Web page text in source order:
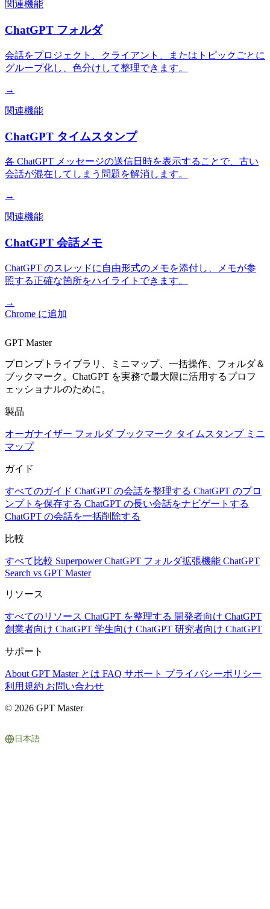
関連機能
ChatGPT フォルダ
会話をプロジェクト、クライアント、またはトピックごとに
グループ化し、色分けして整理できます。
→
関連機能
ChatGPT タイムスタンプ
各 ChatGPT メッセージの送信日時を表示することで、古い
会話が混在してしまう問題を解消します。
→
関連機能
ChatGPT 会話メモ
ChatGPT のスレッドに自由形式のメモを添付し、メモが参
照する正確な箇所をハイライトできます。
→
Chrome に追加
GPT Master
プロンプトライブラリ、ミニマップ、一括操作、フォルダ＆
ブックマーク。ChatGPT を実務で最大限に活用するプロフ
ェッショナルのために。
製品
オーガナイザー フォルダ ブックマーク タイムスタンプ ミニ
マップ
ガイド
すべてのガイド ChatGPT の会話を整理する ChatGPT のプロ
ンプトを保存する ChatGPT の長い会話をナビゲートする
ChatGPT の会話を一括削除する
比較
すべて比較 Superpower ChatGPT フォルダ拡張機能 ChatGPT
Search vs GPT Master
リソース
すべてのリソース ChatGPT を整理する 開発者向け ChatGPT
創業者向け ChatGPT 学生向け ChatGPT 研究者向け ChatGPT
サポート
About GPT Master とは FAQ サポート プライバシーポリシー
利用規約 お問い合わせ
© 2026 GPT Master
日本語